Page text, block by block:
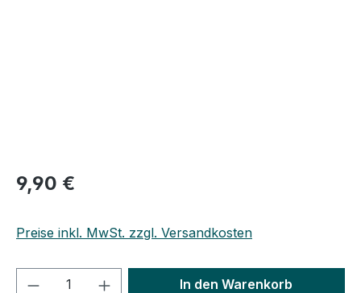
Regulärer Preis:
9,90 €
Preise inkl. MwSt. zzgl. Versandkosten
Produkt Anzahl: Gib denIn den Warenkorb